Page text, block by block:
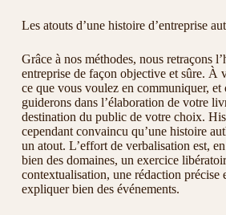
Les atouts d’une histoire d’entreprise
Grâce à nos méthodes, nous retraçons
entreprise de façon objective et sûre. À
ce que vous voulez en communiquer,
guiderons dans l’élaboration de votre
destination du public de votre choix.
cependant convaincu qu’une histoire
un atout. L’effort de verbalisation est,
bien des domaines, un exercice
contextualisation, une rédaction précise
expliquer bien des événements.